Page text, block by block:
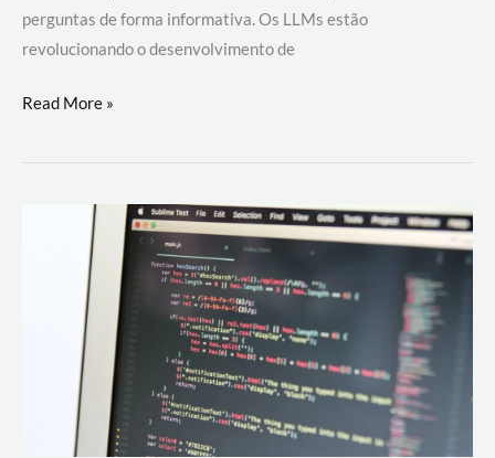
perguntas de forma informativa. Os LLMs estão
revolucionando o desenvolvimento de
Large
Models
revolucionando
desenvolvimento
Read More »